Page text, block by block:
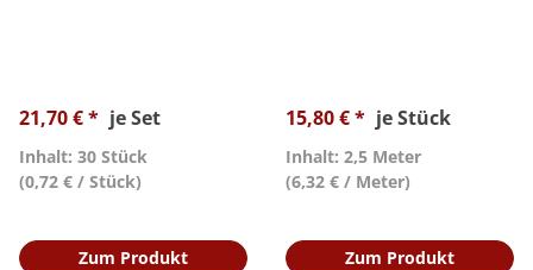
21,70 € * je Set
Inhalt: 30 Stück
(0,72 € / Stück)
Zum Produkt
15,80 € * je Stück
Inhalt: 2,5 Meter
(6,32 € / Meter)
Zum Produkt